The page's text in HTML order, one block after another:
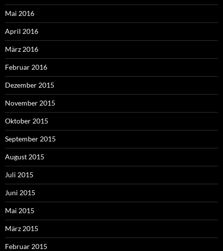
Mai 2016
April 2016
März 2016
Februar 2016
Dezember 2015
November 2015
Oktober 2015
September 2015
August 2015
Juli 2015
Juni 2015
Mai 2015
März 2015
Februar 2015